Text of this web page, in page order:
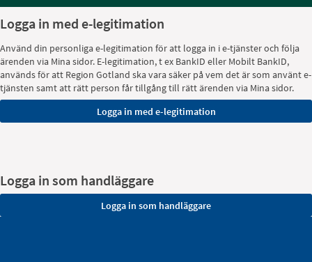
Logga in med e-legitimation
Använd din personliga e-legitimation för att logga in i e-tjänster och följa
ärenden via Mina sidor. E-legitimation, t ex BankID eller Mobilt BankID,
används för att Region Gotland ska vara säker på vem det är som använt e-
tjänsten samt att rätt person får tillgång till rätt ärenden via Mina sidor.
Logga in som handläggare